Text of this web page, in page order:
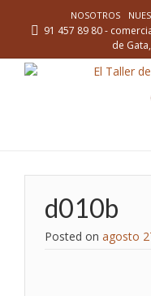
NOSOTROS
91 457 89 80 -
de
d010b
Posted on agosto